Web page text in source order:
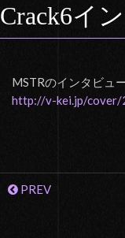
Crack6イ
MSTRのインタビュ
http://v-kei.jp/cover/
PREV